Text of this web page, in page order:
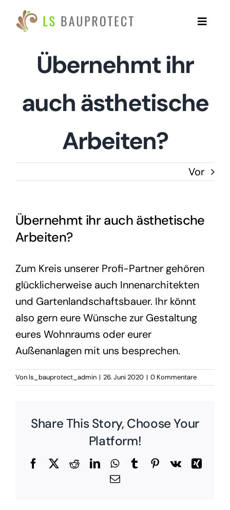
Inhalt
Toggle
Home
Leistungen
Kontakt
Übernehmt ihr
auch ästhetische
Arbeiten?
Vor
Übernehmt ihr auch ästhetische
Arbeiten?
Zum Kreis unserer Profi-Partner gehören
glücklicherweise auch Innenarchitekten
und Gartenlandschaftsbauer. Ihr könnt
also gern eure Wünsche zur Gestaltung
eures Wohnraums oder eurer
Außenanlagen mit uns besprechen.
Vonls_bauprotect_admin | 26. Juni 2020 | 0 Kommentare
Share This Story, Choose Your
Platform!
FacebookRedditLinkedInWhatsApp
TumblrPinterest
Vk
Xing
E-